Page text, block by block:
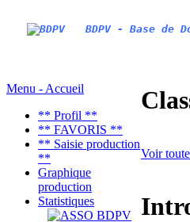
BDPV - Base de
Menu - Accueil
** Profil **
** FAVORIS **
** Saisie production
**
Graphique
production
Statistiques
Voir